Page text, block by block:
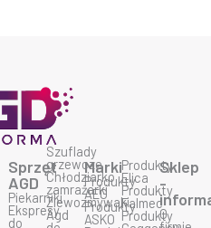
Sprzęt
AGD
Piekarniki
Ekspresy
do
Szuflady
grzewcze
Chłodziarko
zamrażarki
Zlewozmywaki
Agd
Marki
Produkty
AEG
Produkty
ASKO
Produkty
Elica
Produkty
Falmec
Produkty
Sklep
-
O